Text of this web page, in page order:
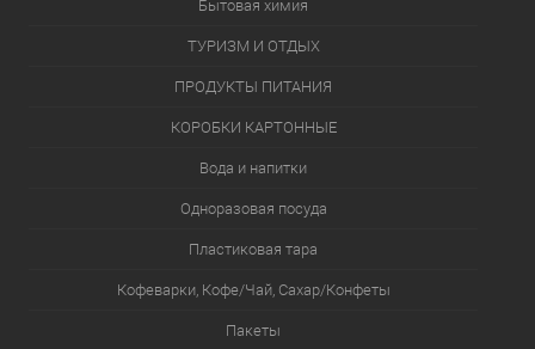
Бытовая химия
ТУРИЗМ И ОТДЫХ
ПРОДУКТЫ ПИТАНИЯ
КОРОБКИ КАРТОННЫЕ
Вода и напитки
Одноразовая посуда
Пластиковая тара
Кофеварки, Кофе/Чай, Сахар/Конфеты
Пакеты